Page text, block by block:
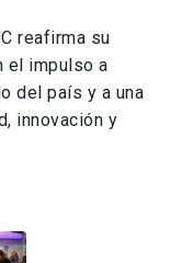
reafirma su
el impulso a
del país y a una
innovación y